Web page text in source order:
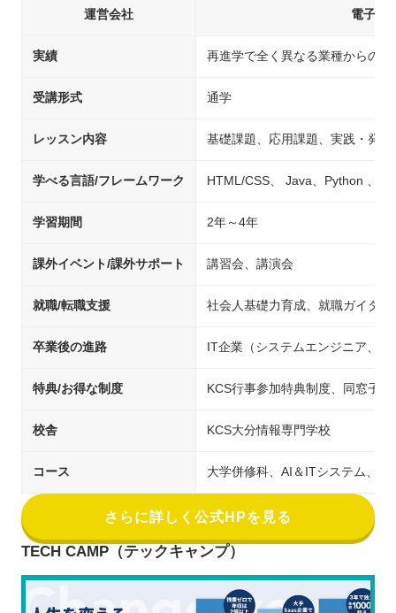
運営会社 電子開
実績 再進学で全く異なる業種からの就
受講形式 通学
レッスン内容 基礎課題、応用課題、実践・発
学べる言語/フレームワーク HTML/CSS、 Java、Python 、C
学習期間 2年～4年
課外イベント/課外サポート 講習会、講演会
就職/転職支援 社会人基礎力育成、就職ガイダ
卒業後の進路 IT企業（システムエンジニア、
特典/お得な制度 KCS行事参加特典制度、同窓子
校舎 KCS大分情報専門学校
コース 大学併修科、AI＆ITシステム、ゲ
さらに詳しく公式HPを見る
TECH CAMP（テックキャンプ）